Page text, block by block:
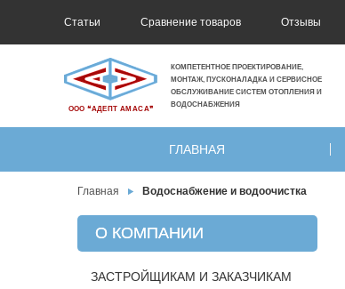
Статьи Сравнение товаров Отзывы
ООО ❝АДЕПТ АМАСА❞
КОМПЕТЕНТНОЕ ПРОЕКТИРОВАНИЕ,
МОНТАЖ, ПУСКОНАЛАДКА И СЕРВИСНОЕ
ОБСЛУЖИВАНИЕ СИСТЕМ ОТОПЛЕНИЯ И
ВОДОСНАБЖЕНИЯ
ГЛАВНАЯ
Главная Водоснабжение и водоочистка
О КОМПАНИИ
ЗАСТРОЙЩИКАМ И ЗАКАЗЧИКАМ